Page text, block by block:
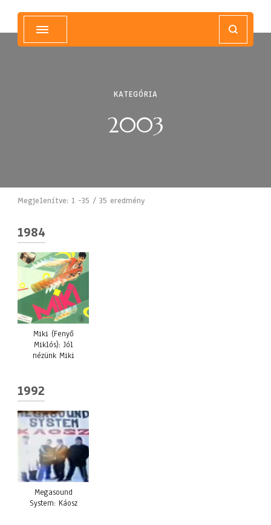
KATEGÓRIA
2003
Megjelenítve: 1 -35 / 35 eredmény
1984
Miki (Fenyő
Miklós): Jól
nézünk Miki
1992
Megasound
System: Káosz